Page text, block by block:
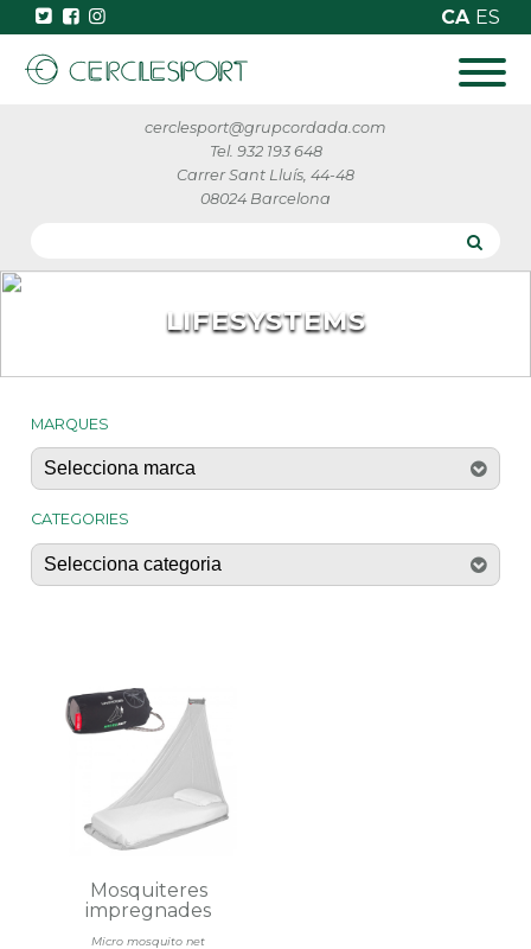
CA ES
cerclesport@grupcordada.com
Tel. 932 193 648
Carrer Sant Lluís, 44-48
08024 Barcelona
LIFESYSTEMS
MARQUES
CATEGORIES
Micro mosquito net
Mosquiteres
impregnades